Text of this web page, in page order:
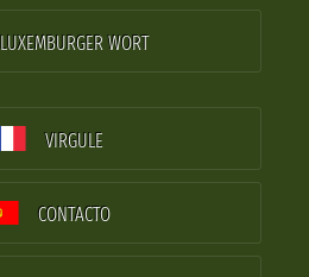
LUXEMBURGER WORT
VIRGULE
CONTACTO